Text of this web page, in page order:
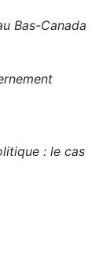
Bas-Canada
: le cas